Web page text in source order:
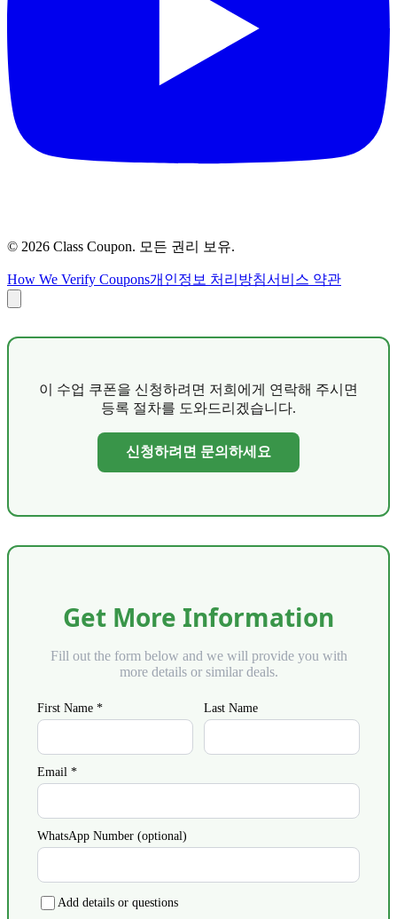
© 2026 Class Coupon. 모든 권리 보유.
How We Verify Coupons개인정보 처리방침서비스 약관
이 수업 쿠폰을 신청하려면 저희에게 연락해 주시면
등록 절차를 도와드리겠습니다.
신청하려면 문의하세요
Get More Information
Fill out the form below and we will provide you with
more details or similar deals.
First Name * Last Name
Email *
WhatsApp Number (optional)
Add details or questions